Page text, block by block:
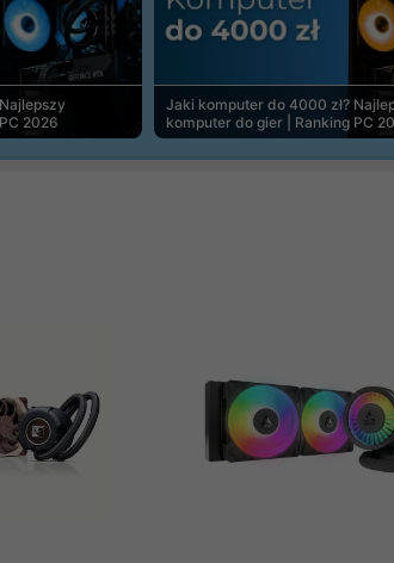
2026
Jaki komputer do 4000 zł?
komputer do gier | Ranking PC